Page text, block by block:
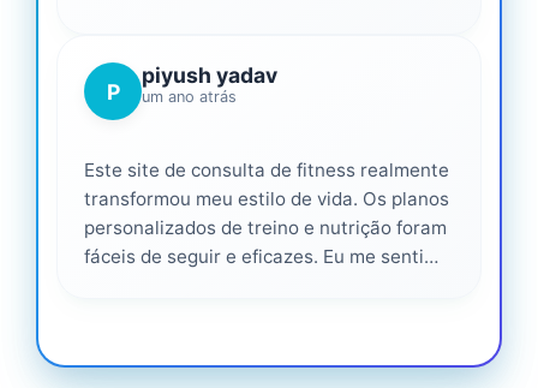
P
piyush yadav
um ano atrás
Este site de consulta de fitness realmente
transformou meu estilo de vida. Os planos
personalizados de treino e nutrição foram
fáceis de seguir e eficazes. Eu me senti